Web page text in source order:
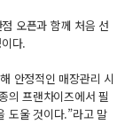
오픈과 함께 처음 선
다.
안정적인 매장관리 시
의 프랜차이즈에서 필
도울 것이다.”라고 말